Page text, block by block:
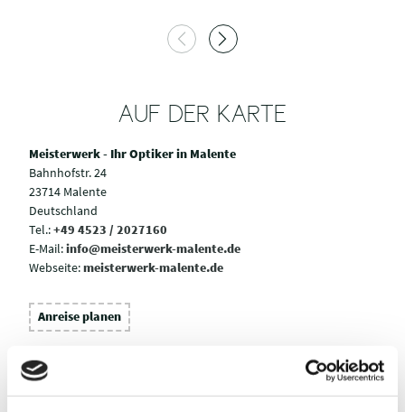
AUF DER KARTE
Meisterwerk - Ihr Optiker in Malente
Bahnhofstr. 24
23714 Malente
Deutschland
Tel.:+49 4523 / 2027160
E-Mail:info@meisterwerk-malente.de
Webseite:meisterwerk-malente.de
Anreise planen